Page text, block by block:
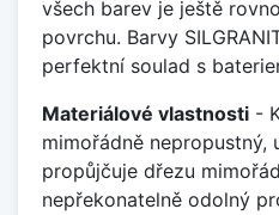
všech barev je ještě
povrchu. Barvy
perfektní soulad s
Materiálové vlastnosti -
mimořádně nepropustný,
propůjčuje dřezu
nepřekonatelně odolný